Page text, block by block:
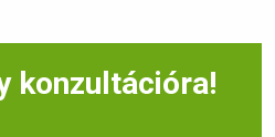
konzultációra!